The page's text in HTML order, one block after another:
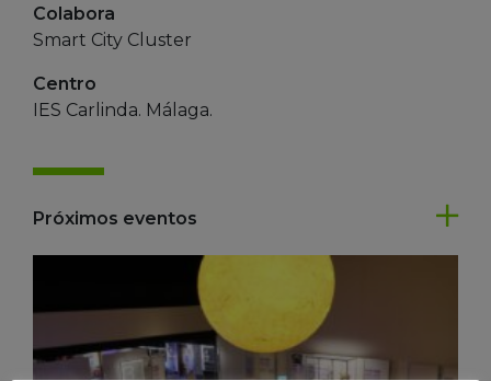
Colabora
Smart City Cluster
Centro
IES Carlinda. Málaga.
Próximos eventos